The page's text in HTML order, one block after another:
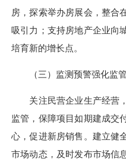
房，探索举办房展会，整合
吸引力；支持房地产企业向
培育新的增长点。
（三）监测预警强化监管
关注民营企业生产经营，
监管，保障项目如期建成交
心，促进新房销售。建立健
市场动态，及时发布市场信